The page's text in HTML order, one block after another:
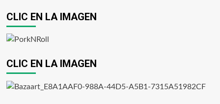
CLIC EN LA IMAGEN
CLIC EN LA IMAGEN